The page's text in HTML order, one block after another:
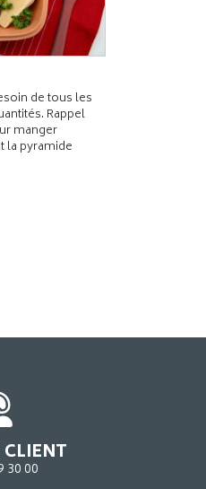
de tous les
Rappel
manger
la pyramide
CLIENT
30 00